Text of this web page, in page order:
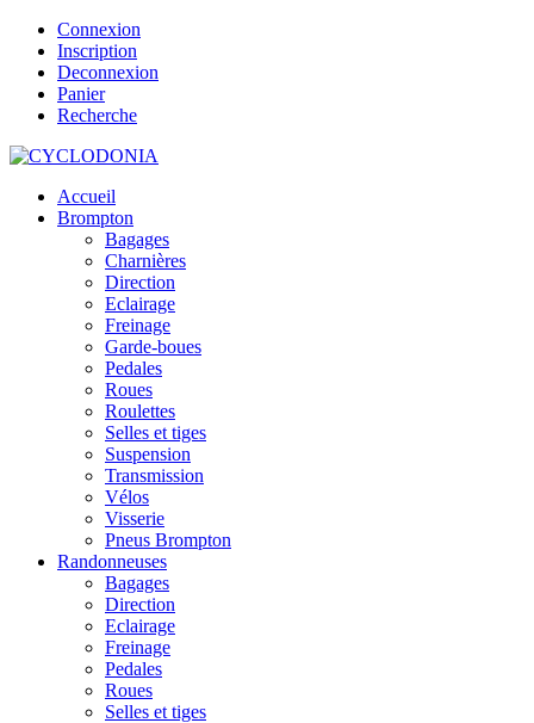
Connexion
Inscription
Deconnexion
Panier
Recherche
Accueil
Brompton
Bagages
Charnières
Direction
Eclairage
Freinage
Garde-boues
Pedales
Roues
Roulettes
Selles et tiges
Suspension
Transmission
Vélos
Visserie
Pneus Brompton
Randonneuses
Bagages
Direction
Eclairage
Freinage
Pedales
Roues
Selles et tiges